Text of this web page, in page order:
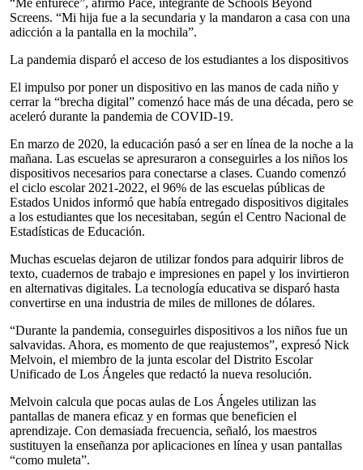
“Me enfurece”, afirmó Pace, integrante de Schools Beyond
Screens. “Mi hija fue a la secundaria y la mandaron a casa con una
adicción a la pantalla en la mochila”.
La pandemia disparó el acceso de los estudiantes a los dispositivos
El impulso por poner un dispositivo en las manos de cada niño y
cerrar la “brecha digital” comenzó hace más de una década, pero se
aceleró durante la pandemia de COVID-19.
En marzo de 2020, la educación pasó a ser en línea de la noche a la
mañana. Las escuelas se apresuraron a conseguirles a los niños los
dispositivos necesarios para conectarse a clases. Cuando comenzó
el ciclo escolar 2021-2022, el 96% de las escuelas públicas de
Estados Unidos informó que había entregado dispositivos digitales
a los estudiantes que los necesitaban, según el Centro Nacional de
Estadísticas de Educación.
Muchas escuelas dejaron de utilizar fondos para adquirir libros de
texto, cuadernos de trabajo e impresiones en papel y los invirtieron
en alternativas digitales. La tecnología educativa se disparó hasta
convertirse en una industria de miles de millones de dólares.
“Durante la pandemia, conseguirles dispositivos a los niños fue un
salvavidas. Ahora, es momento de que reajustemos”, expresó Nick
Melvoin, el miembro de la junta escolar del Distrito Escolar
Unificado de Los Ángeles que redactó la nueva resolución.
Melvoin calcula que pocas aulas de Los Ángeles utilizan las
pantallas de manera eficaz y en formas que beneficien el
aprendizaje. Con demasiada frecuencia, señaló, los maestros
sustituyen la enseñanza por aplicaciones en línea y usan pantallas
“como muleta”.